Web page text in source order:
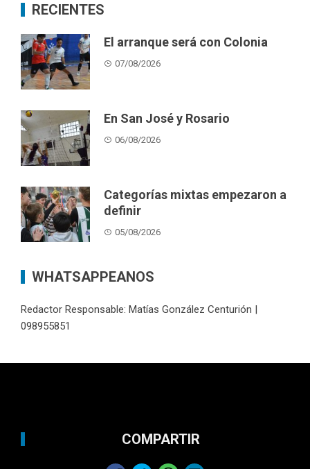
RECIENTES
El arranque será con Colonia
07/08/2026
En San José y Rosario
06/08/2026
Categorías mixtas empezaron a
definir
05/08/2026
WHATSAPPEANOS
Redactor Responsable: Matías González Centurión |
098955851
COMPARTIR